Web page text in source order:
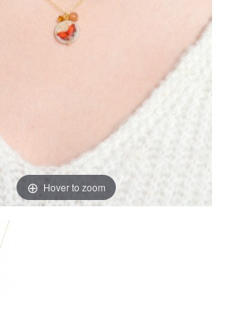
Hover to zoom